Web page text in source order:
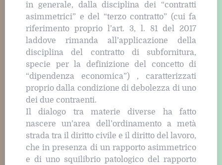
in generale, dalla disciplina dei “contratti
asimmetrici” e del “terzo contratto” (cui fa
riferimento proprio l’art. 3, l. 81 del 2017
laddove rimanda all’applicazione della
disciplina del contratto di subfornitura,
specie per la definizione del concetto di
“dipendenza economica”) , caratterizzati
proprio dalla condizione di debolezza di uno
dei due contraenti.
Il dialogo tra materie diverse ha fatto
nascere un’area dell’ordinamento a metà
strada tra il diritto civile e il diritto del lavoro,
che in presenza di un rapporto asimmetrico
e di uno squilibrio patologico del rapporto